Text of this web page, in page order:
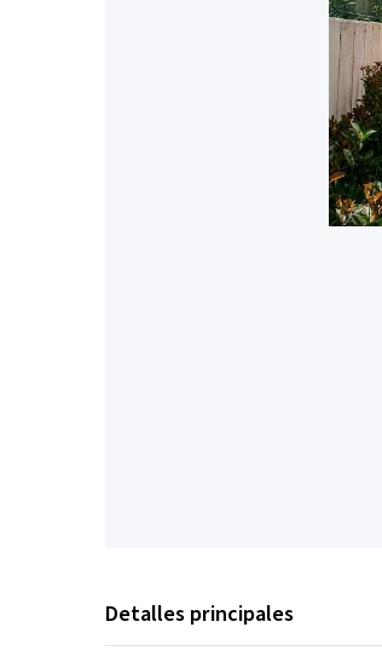
Detalles principales